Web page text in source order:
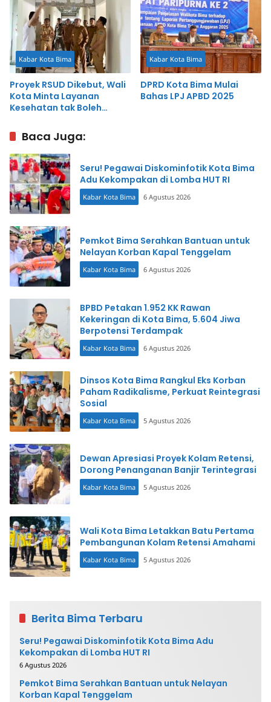
Kabar Kota Bima
Proyek RSUD Dikebut, Wali
Kota Minta Layanan
Kesehatan tak Boleh
Kabar Kota Bima
DPRD Kota Bima Mulai
Bahas LPJ APBD 2025
Baca Juga:
Seru! Pegawai Diskominfotik Kota Bima
Adu Kekompakan di Lomba HUT RI
Kabar Kota Bima 6 Agustus 2026
Pemkot Bima Serahkan Bantuan untuk
Nelayan Korban Kapal Tenggelam
Kabar Kota Bima 6 Agustus 2026
BPBD Petakan 1.952 KK Rawan
Kekeringan di Kota Bima, 5.604 Jiwa
Berpotensi Terdampak
Kabar Kota Bima 6 Agustus 2026
Dinsos Kota Bima Rangkul Eks Korban
Paham Radikalisme, Perkuat Reintegrasi
Sosial
Kabar Kota Bima 5 Agustus 2026
Dewan Apresiasi Proyek Kolam Retensi,
Dorong Penanganan Banjir Terintegrasi
Kabar Kota Bima 5 Agustus 2026
Wali Kota Bima Letakkan Batu Pertama
Pembangunan Kolam Retensi Amahami
Kabar Kota Bima 5 Agustus 2026
Berita Bima Terbaru
Seru! Pegawai Diskominfotik Kota Bima Adu
Kekompakan di Lomba HUT RI
6 Agustus 2026
Pemkot Bima Serahkan Bantuan untuk Nelayan
Korban Kapal Tenggelam